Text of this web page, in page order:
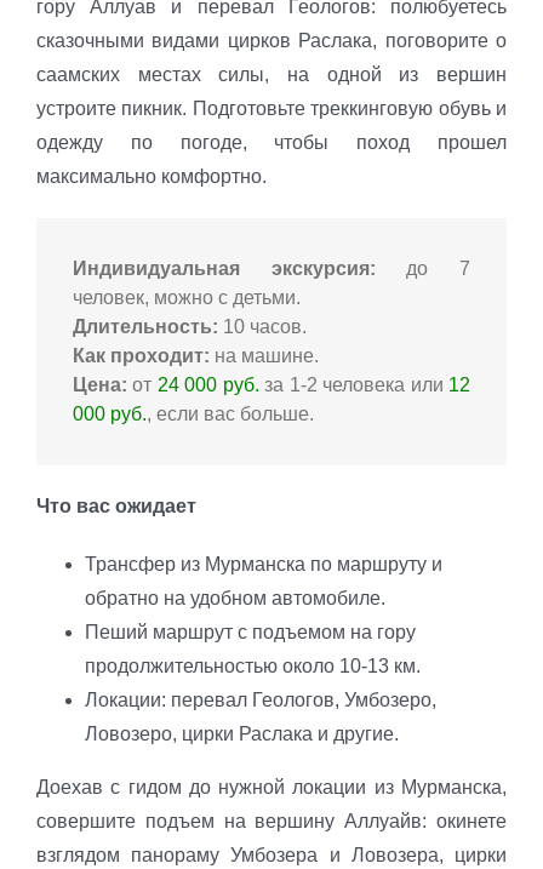
гору Аллуав и перевал Геологов: полюбуетесь
сказочными видами цирков Раслака, поговорите о
саамских местах силы, на одной из вершин
устроите пикник. Подготовьте треккинговую обувь и
одежду по погоде, чтобы поход прошел
максимально комфортно.
Индивидуальная экскурсия: до 7
человек, можно с детьми.
Длительность: 10 часов.
Как проходит: на машине.
Цена: от 24 000 руб. за 1-2 человека или 12
000 руб., если вас больше.
Что вас ожидает
Трансфер из Мурманска по маршруту и
обратно на удобном автомобиле.
Пеший маршрут с подъемом на гору
продолжительностью около 10-13 км.
Локации: перевал Геологов, Умбозеро,
Ловозеро, цирки Раслака и другие.
Доехав с гидом до нужной локации из Мурманска,
совершите подъем на вершину Аллуайв: окинете
взглядом панораму Умбозера и Ловозера, цирки